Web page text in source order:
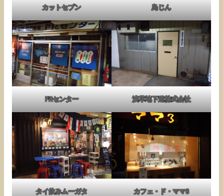
カットセブン 鳥じん
PRセンター 浅草地下道株式会社
タイ飲みムーガタ カフェ・ド・ママ3